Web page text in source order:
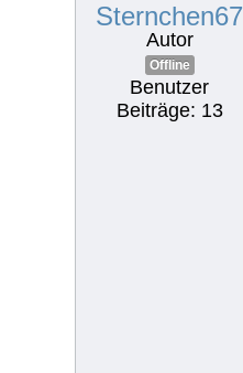
Sternchen67
Autor
Offline
Benutzer
Beiträge: 13